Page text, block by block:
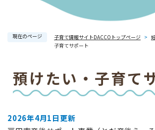
現在のページ 子育て情報サイトDACCOトップページ >
子育てサポート
本
文
預けたい・子育て
2026年4月1日更新